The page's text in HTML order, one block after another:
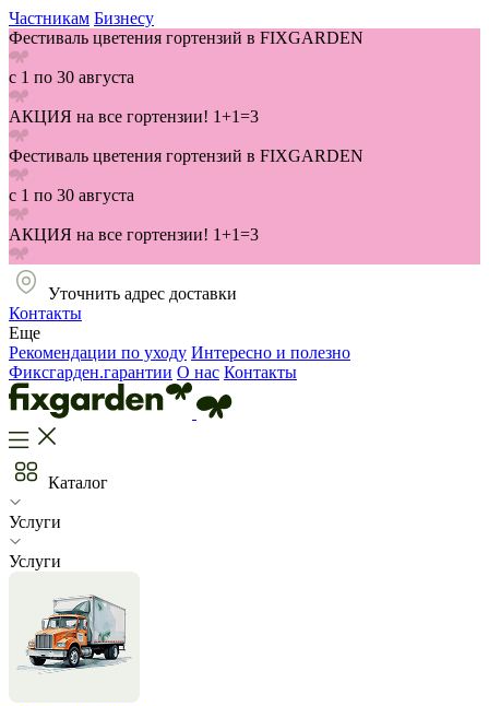
Частникам Бизнесу
Фестиваль цветения гортензий в FIXGARDEN
с 1 по 30 августа
АКЦИЯ на все гортензии! 1+1=3
Фестиваль цветения гортензий в FIXGARDEN
с 1 по 30 августа
АКЦИЯ на все гортензии! 1+1=3
Уточнить адрес доставки
Контакты
Еще
Рекомендации по уходу Интересно и полезно
Фиксгарден.гарантии О нас Контакты
Каталог
Услуги
Услуги